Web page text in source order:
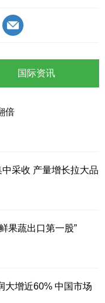
倍
采收 产量增长拉大品
果蔬出口第一股”
大增近60% 中国市场
国际资讯